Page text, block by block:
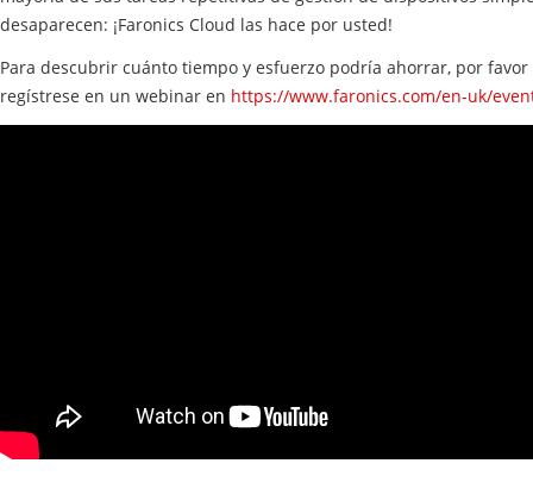
desaparecen: ¡Faronics Cloud las hace por usted!
Para descubrir cuánto tiempo y esfuerzo podría ahorrar, por favor
regístrese en un webinar en https://www.faronics.com/en-uk/